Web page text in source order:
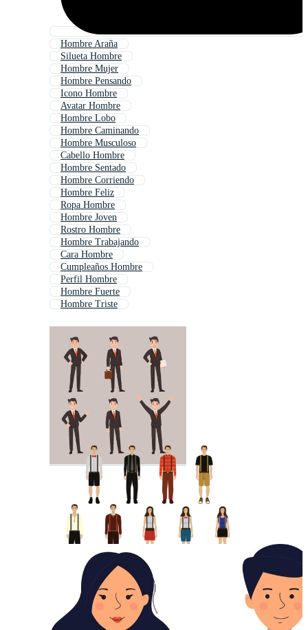
Hombre Araña
Silueta Hombre
Hombre Mujer
Hombre Pensando
Icono Hombre
Avatar Hombre
Hombre Lobo
Hombre Caminando
Hombre Musculoso
Cabello Hombre
Hombre Sentado
Hombre Corriendo
Hombre Feliz
Ropa Hombre
Hombre Joven
Rostro Hombre
Hombre Trabajando
Cara Hombre
Cumpleaños Hombre
Perfil Hombre
Hombre Fuerte
Hombre Triste